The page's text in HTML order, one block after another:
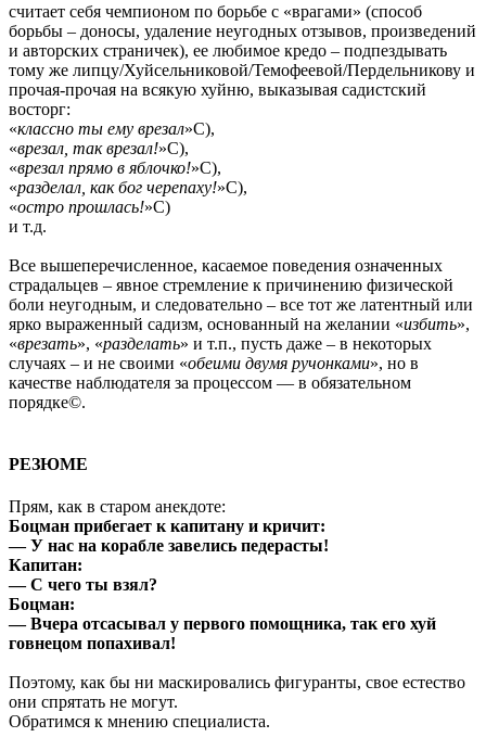
считает себя чемпионом по борьбе с «врагами» (способ
борьбы – доносы, удаление неугодных отзывов, произведений
и авторских страничек), ее любимое кредо – подпездывать
тому же липцу/Хуйсельниковой/Темофеевой/Пердельникову и
прочая-прочая на всякую хуйню, выказывая садистский
восторг:
«классно ты ему врезал»С),
«врезал, так врезал!»С),
«врезал прямо в яблочко!»С),
«разделал, как бог черепаху!»С),
«остро прошлась!»С)
и т.д.
Все вышеперечисленное, касаемое поведения означенных
страдальцев – явное стремление к причинению физической
боли неугодным, и следовательно – все тот же латентный или
ярко выраженный садизм, основанный на желании «избить»,
«врезать», «разделать» и т.п., пусть даже – в некоторых
случаях – и не своими «обеими двумя ручонками», но в
качестве наблюдателя за процессом — в обязательном
порядке©.
РЕЗЮМЕ
Прям, как в старом анекдоте:
Боцман прибегает к капитану и кричит:
— У нас на корабле завелись педерасты!
Капитан:
— С чего ты взял?
Боцман:
— Вчера отсасывал у первого помощника, так его хуй
говнецом попахивал!
Поэтому, как бы ни маскировались фигуранты, свое естество
они спрятать не могут.
Обратимся к мнению специалиста.